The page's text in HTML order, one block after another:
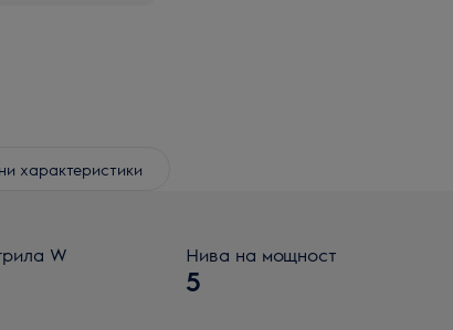
характеристики
W Нива на мощност
5